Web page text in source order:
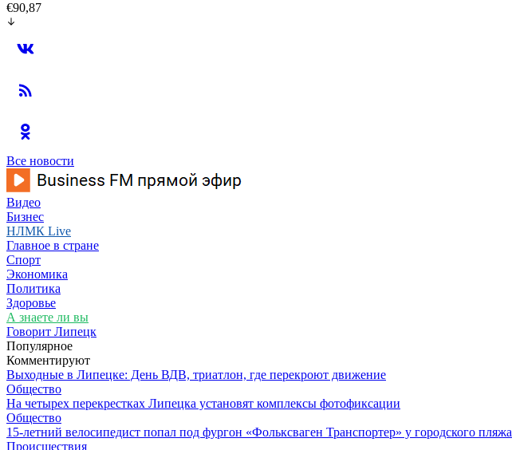
€90,87
Все новости
Видео
Бизнес
НЛМК Live
Главное в стране
Спорт
Экономика
Политика
Здоровье
А знаете ли вы
Говорит Липецк
Популярное
Комментируют
Выходные в Липецке: День ВДВ, триатлон, где перекроют движение
Общество
На четырех перекрестках Липецка установят комплексы фотофиксации
Общество
15-летний велосипедист попал под фургон «Фольксваген Транспортер» у городского пляжа
Происшествия